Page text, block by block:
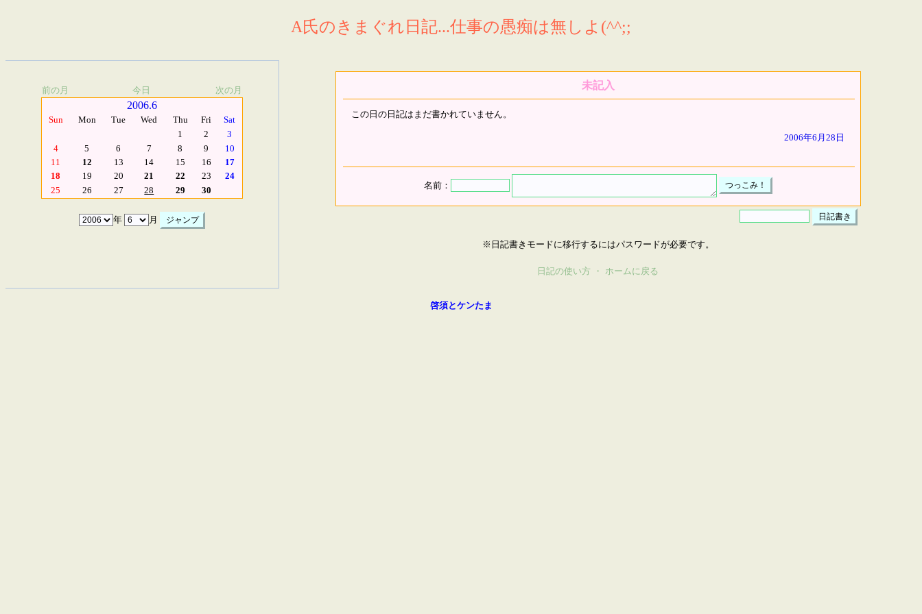
A氏のきまぐれ日記...仕事の愚痴は無しよ(^^;;
前の月 今日 次の月
2006.6
Sun Mon Tue Wed Thu Fri
Sat
1
2
3
4
5 6 7 8 9
10
11
12 13 14 15 16
17
18
19 20 21 22 23
24
25
26 27 28 29 30
年 月
未記入
この日の日記はまだ書かれていません。
2006年6月28日
名前：
※日記書きモードに移行するにはパスワードが必要です。
日記の使い方 ・ ホームに戻る
啓須とケンたま